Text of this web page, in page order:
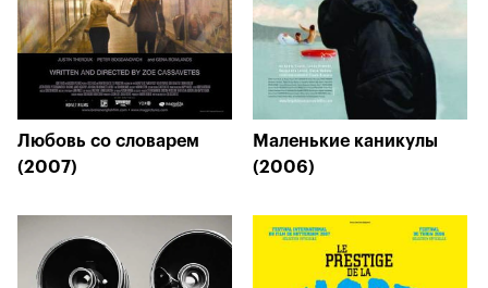
Любовь со словарем
(2007)
Маленькие каникулы
(2006)